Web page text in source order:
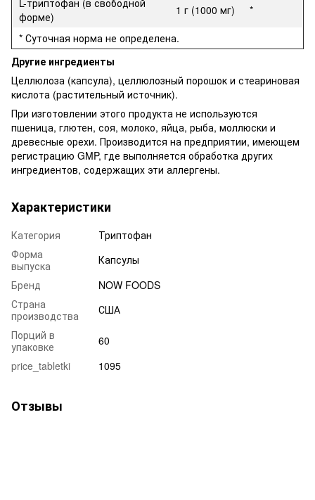
форме)
1 г (1000 мг)
*
* Суточная норма не определена.
Другие ингредиенты
Целлюлоза (капсула), целлюлозный порошок и стеариновая
кислота (растительный источник).
При изготовлении этого продукта не используются
пшеница, глютен, соя, молоко, яйца, рыба, моллюски и
древесные орехи. Производится на предприятии, имеющем
регистрацию GMP, где выполняется обработка других
ингредиентов, содержащих эти аллергены.
Характеристики
Категория
Триптофан
Форма
выпуска
Капсулы
Бренд
NOW FOODS
Страна
производства
США
Порций в
упаковке
60
price_tabletki
1095
Отзывы